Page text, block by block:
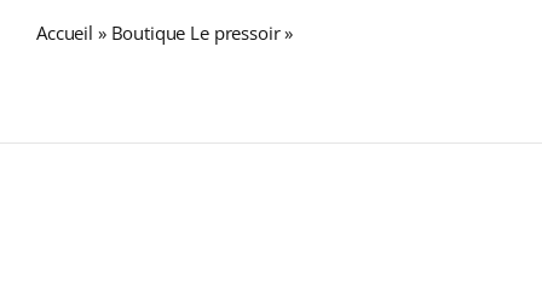
Accueil » Boutique Le pressoir»